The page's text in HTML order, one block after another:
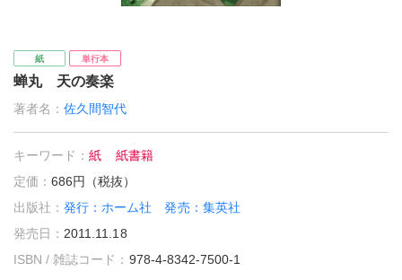
紙 単行本
蝉丸 天の奏楽
著者名：佐久間智代
キーワード：紙
紙書籍
定価：686円（税抜）
出版社：発行：ホーム社 発売：集英社
発売日： 2011.11.18
ISBN / 雑誌コード： 978-4-8342-7500-1